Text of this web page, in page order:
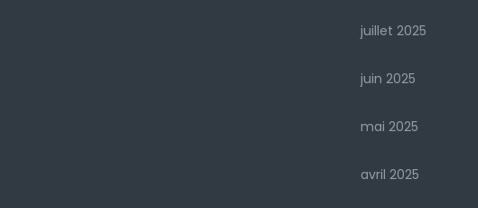
juillet 2025
juin 2025
mai 2025
avril 2025